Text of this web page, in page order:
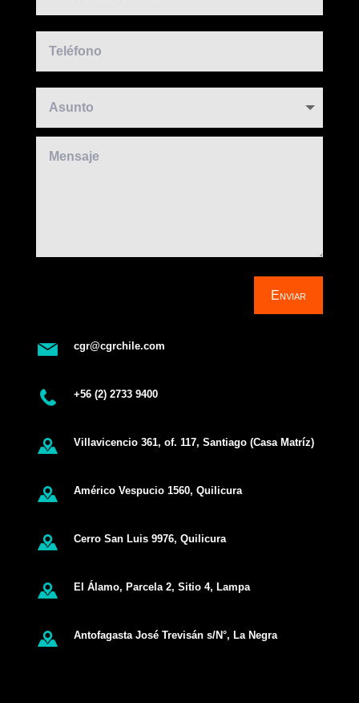
Enviar
cgr@cgrchile.com
+56 (2) 2733 9400
Villavicencio 361, of. 117, Santiago (Casa Matríz)
Américo Vespucio 1560, Quilicura
Cerro San Luis 9976, Quilicura
El Álamo, Parcela 2, Sitio 4, Lampa
Antofagasta José Trevisán s/N°, La Negra